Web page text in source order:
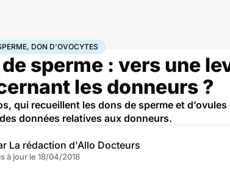
Don de sperme, don d'ovocytes
DON D'OVOCYTES
de sperme : vers une
les donneurs ?
qui recueillent les dons de sperme et
données relatives aux donneurs.
La rédaction d'Allo Docteurs
à jour le 18/04/2018